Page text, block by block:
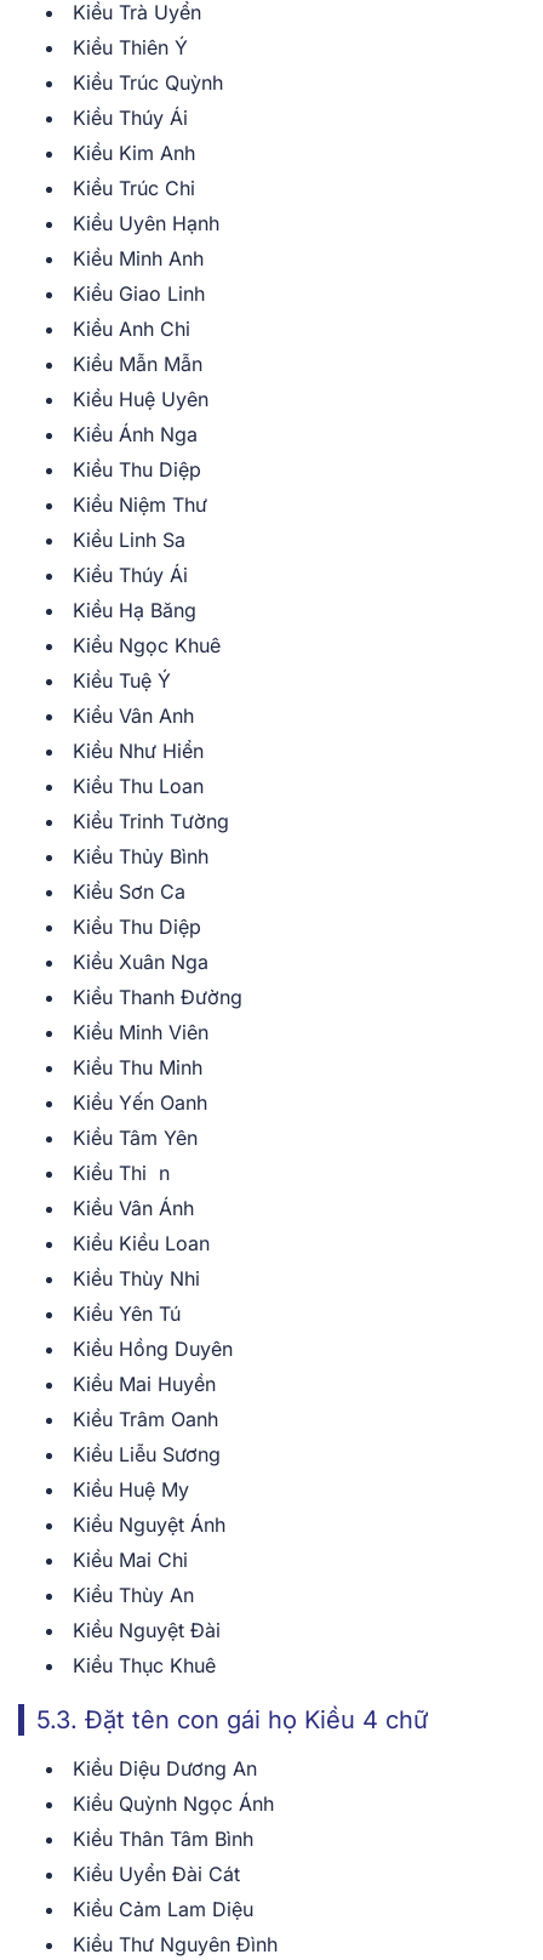
Kiều Trà Uyển
Kiều Thiên Ý
Kiều Trúc Quỳnh
Kiều Thúy Ái
Kiều Kim Anh
Kiều Trúc Chi
Kiều Uyên Hạnh
Kiều Minh Anh
Kiều Giao Linh
Kiều Anh Chi
Kiều Mẫn Mẫn
Kiều Huệ Uyên
Kiều Ánh Nga
Kiều Thu Diệp
Kiều Niệm Thư
Kiều Linh Sa
Kiều Thúy Ái
Kiều Hạ Băng
Kiều Ngọc Khuê
Kiều Tuệ Ý
Kiều Vân Anh
Kiều Như Hiển
Kiều Thu Loan
Kiều Trinh Tường
Kiều Thủy Bình
Kiều Sơn Ca
Kiều Thu Diệp
Kiều Xuân Nga
Kiều Thanh Đường
Kiều Minh Viên
Kiều Thu Minh
Kiều Yến Oanh
Kiều Tâm Yên
Kiều Thi n
Kiều Vân Ánh
Kiều Kiều Loan
Kiều Thùy Nhi
Kiều Yên Tú
Kiều Hồng Duyên
Kiều Mai Huyền
Kiều Trâm Oanh
Kiều Liễu Sương
Kiều Huệ My
Kiều Nguyệt Ánh
Kiều Mai Chi
Kiều Thùy An
Kiều Nguyệt Đài
Kiều Thục Khuê
5.3. Đặt tên con gái họ Kiều 4 chữ
Kiều Diệu Dương An
Kiều Quỳnh Ngọc Ánh
Kiều Thân Tâm Bình
Kiều Uyển Đài Cát
Kiều Cảm Lam Diệu
Kiều Thư Nguyên Đình